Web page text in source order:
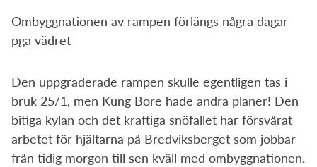
Ombyggnationen av rampen förlängs några dagar
pga vädret
Den uppgraderade rampen skulle egentligen tas i
bruk 25/1, men Kung Bore hade andra planer! Den
bitiga kylan och det kraftiga snöfallet har försvårat
arbetet för hjältarna på Bredviksberget som jobbar
från tidig morgon till sen kväll med ombyggnationen.